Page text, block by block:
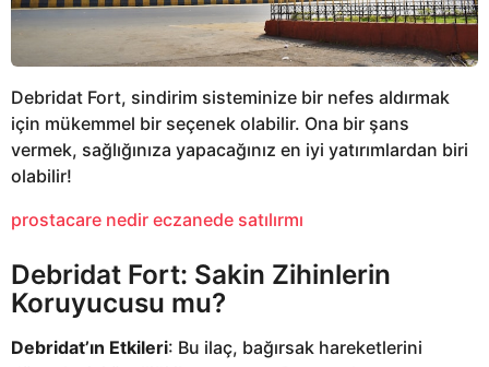
Debridat Fort, sindirim sisteminize bir nefes aldırmak
için mükemmel bir seçenek olabilir. Ona bir şans
vermek, sağlığınıza yapacağınız en iyi yatırımlardan biri
olabilir!
prostacare nedir eczanede satılırmı
Debridat Fort: Sakin Zihinlerin
Koruyucusu mu?
Debridat’ın Etkileri: Bu ilaç, bağırsak hareketlerini